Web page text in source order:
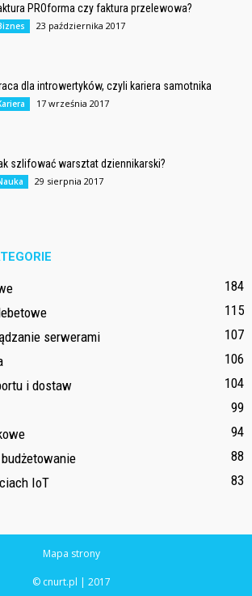
PROforma czy faktura przelewowa?
23 października 2017
dla introwertyków, czyli kariera samotnika
17 września 2017
szlifować warsztat dziennikarski?
29 sierpnia 2017
184
115
serwerami
107
106
i dostaw
104
99
94
88
IoT
83
Mapa strony
© cnurt.pl | 2017